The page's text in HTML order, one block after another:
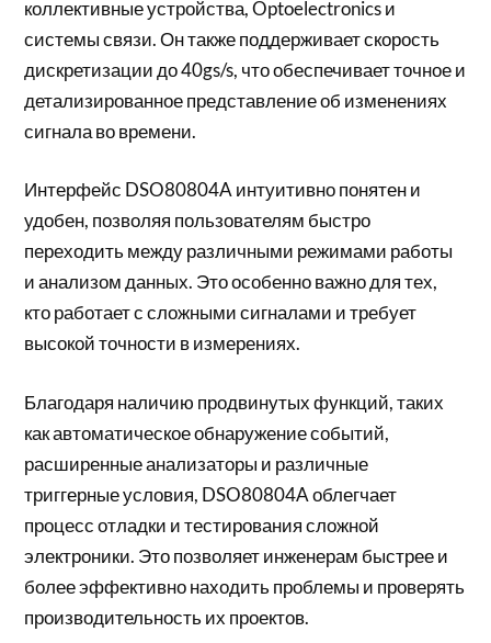
коллективные устройства, Optoelectronics и
системы связи. Он также поддерживает скорость
дискретизации до 40gs/s, что обеспечивает точное и
детализированное представление об изменениях
сигнала во времени.
Интерфейс DSO80804A интуитивно понятен и
удобен, позволяя пользователям быстро
переходить между различными режимами работы
и анализом данных. Это особенно важно для тех,
кто работает с сложными сигналами и требует
высокой точности в измерениях.
Благодаря наличию продвинутых функций, таких
как автоматическое обнаружение событий,
расширенные анализаторы и различные
триггерные условия, DSO80804A облегчает
процесс отладки и тестирования сложной
электроники. Это позволяет инженерам быстрее и
более эффективно находить проблемы и проверять
производительность их проектов.